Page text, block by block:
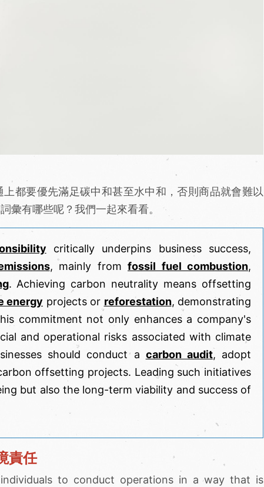
都要優先滿足碳中和甚至水中和，否則商品就會難以
彙有哪些呢？我們一起來看看。
critically underpins business success,
, mainly from fossil fuel combustion,
. Achieving carbon neutrality means offsetting
energy projects or reforestation, demonstrating
commitment not only enhances a company's
and operational risks associated with climate
should conduct a carbon audit, adopt
offsetting projects. Leading such initiatives
but also the long-term viability and success of
責任
to conduct operations in a way that is